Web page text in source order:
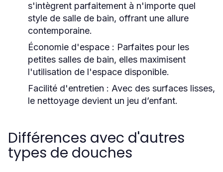
s'intègrent parfaitement à n'importe quel
style de salle de bain, offrant une allure
contemporaine.
Économie d'espace : Parfaites pour les
petites salles de bain, elles maximisent
l'utilisation de l'espace disponible.
Facilité d'entretien : Avec des surfaces lisses,
le nettoyage devient un jeu d’enfant.
Différences avec d'autres
types de douches